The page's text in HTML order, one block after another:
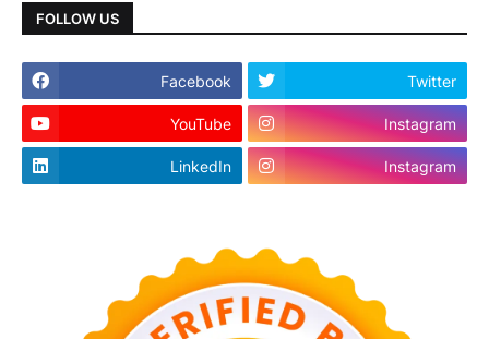
FOLLOW US
Facebook Twitter
YouTube Instagram
LinkedIn Instagram